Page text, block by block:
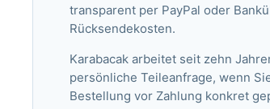
transparent per PayPal oder
Rücksendekosten.
Karabacak arbeitet seit zehn
persönliche Teileanfrage, wenn
Bestellung vor Zahlung konkret